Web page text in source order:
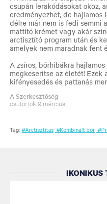
csupán lerakódásokat okoz,
eredményezhet, de
délre már nem is fedi semmi
mattító krémet vagy akár
arctisztító program után és
amelyek nem maradnak fent
A zsíros, bőrhibákra
megkeserítse az életét!
kifényesedés és pattanás
A Szerkesztőség
csütörtök 9 március
Tag:#Arctisztítás #Kombinált bőr
IKONIKUS